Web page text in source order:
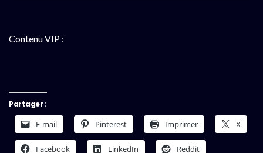
Contenu VIP :
Partager :
E-mail Pinterest Imprimer X
Facebook LinkedIn Reddit